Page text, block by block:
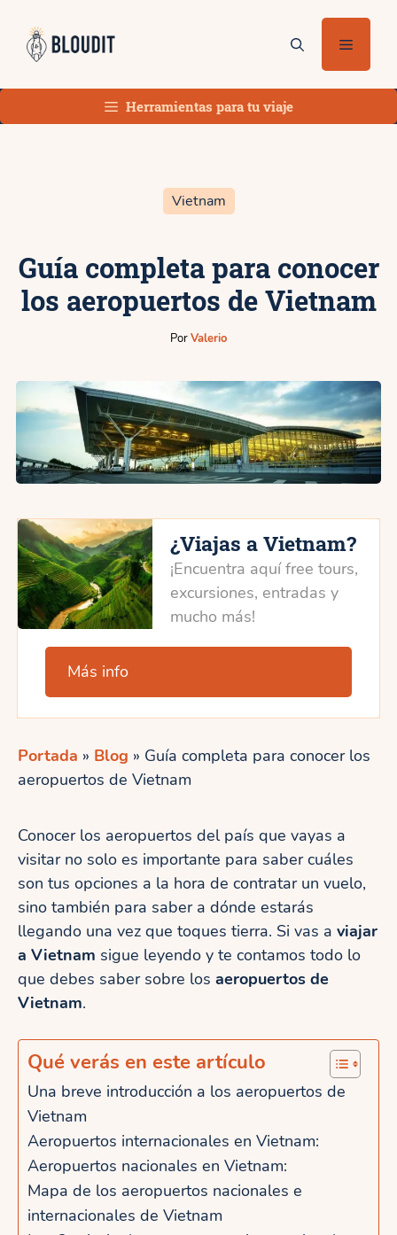
contenido
Menú
Herramientas para tu viaje
Vietnam
Guía completa para conocer
los aeropuertos de Vietnam
PorValerio
¿Viajas a Vietnam?
¡Encuentra aquí free tours,
excursiones, entradas y
mucho más!
Más info
Portada » Blog » Guía completa para conocer los
aeropuertos de Vietnam
Conocer los aeropuertos del país que vayas a
visitar no solo es importante para saber cuáles
son tus opciones a la hora de contratar un vuelo,
sino también para saber a dónde estarás
llegando una vez que toques tierra. Si vas a viajar
a Vietnam sigue leyendo y te contamos todo lo
que debes saber sobre los aeropuertos de
Vietnam.
Qué verás en este artículo
Una breve introducción a los aeropuertos de
Vietnam
Aeropuertos internacionales en Vietnam:
Aeropuertos nacionales en Vietnam:
Mapa de los aeropuertos nacionales e
internacionales de Vietnam